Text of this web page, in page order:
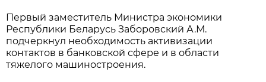
Первый заместитель Министра экономики
Республики Беларусь Заборовский А.М.
подчеркнул необходимость активизации
контактов в банковской сфере и в области
тяжелого машиностроения.